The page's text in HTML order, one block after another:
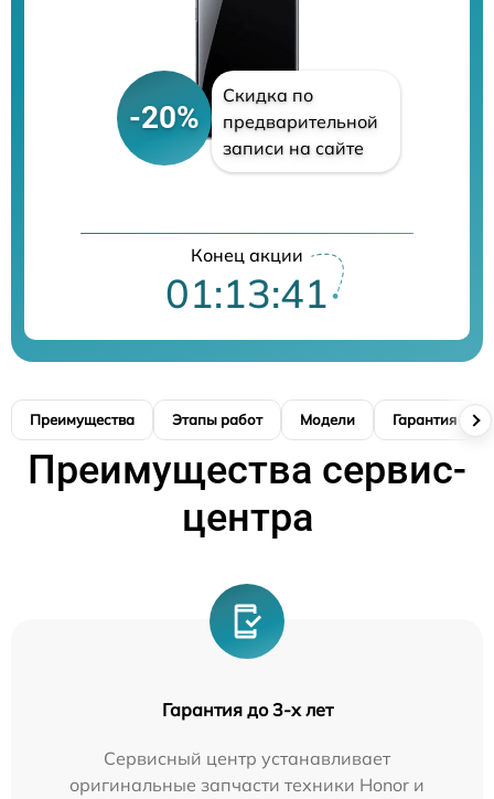
-20%
Скидка по
предварительной
записи на сайте
Конец акции
01:13:40
Преимущества Этапы работ Модели Гарантия
Преимущества сервис-
центра
Гарантия до 3-х лет
Сервисный центр устанавливает
оригинальные запчасти техники Honor и